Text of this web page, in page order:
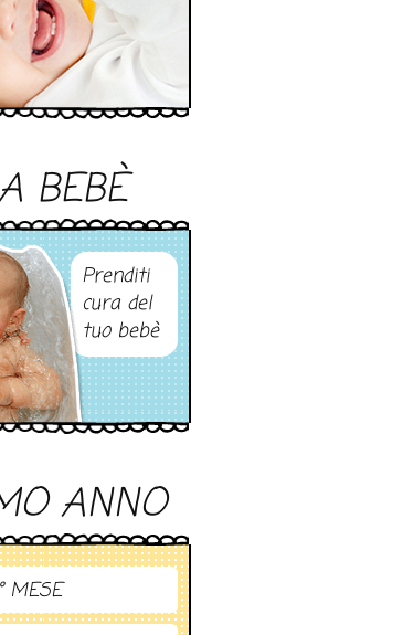
BEBÈ
Prenditi
cura del
tuo bebè
ANNO
MESE